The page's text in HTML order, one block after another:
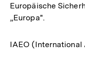
Europäische
„Europa".
IAEO